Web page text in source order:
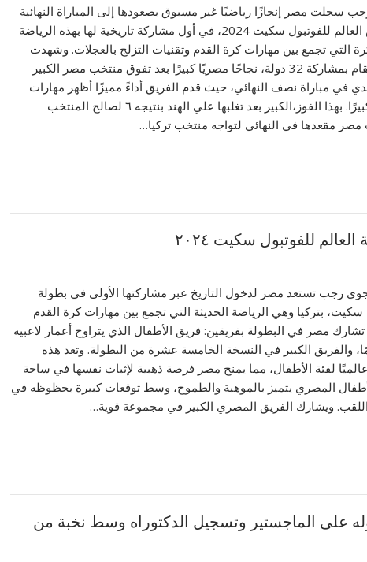
سجلت مصر إنجازًا رياضيًا غير مسبوق بصعودها إلى المباراة النهائية
في بطولة كأس العالم للفوتبول سكيت 2024، في أول مشاركة تاريخية لها بهذه الرياضة
التي تجمع بين مهارات كرة القدم وتقنيات التزلج بالعجلات. وشهدت
البطولة، التي تُقام بمشاركة 32 دولة، نجاحًا مصريًا كبيرًا بعد تفوق منتخب مصر الكبير
في مباراة نصف النهائي، حيث قدم الفريق أداءً مميزًا أظهر مهارات
عالية وحماسًا كبيرًا. بهذا الفوز،الكبير بعد تغلبها علي الهند بنتيجه ٦ لصالح المنتخب
مقعدها في النهائي لتواجه منتخب تركيا…
للفوتبول سكيت ٢٠٢٤
رجب تستعد مصر لدخول التاريخ عبر مشاركتها الأولى في بطولة
سكيت، بتركيا وهي الرياضة الحديثة التي تجمع بين مهارات كرة القدم
تشارك مصر في البطولة بفريقين: فريق الأطفال الذي يتراوح أعمار لاعبيه
12 و15 عامًا، والفريق الكبير في النسخة الخامسة عشرة من البطولة. وتعد هذه
لفئة الأطفال، مما يمنح مصر فرصة ذهبية لإثبات نفسها في ساحة
المصري يتميز بالموهبة والطموح، وسط توقعات كبيرة بحظوظه في
ويشارك الفريق المصري الكبير في مجموعة قوية…
على الماجستير وتسجيل الدكتوراه وسط نخبة من